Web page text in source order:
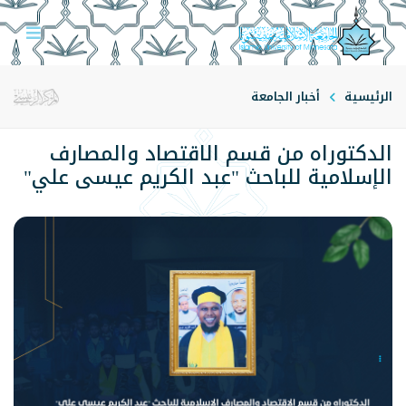
الرئيسية أخبار الجامعة
الدكتوراه من قسم الاقتصاد والمصارف
الإسلامية للباحث "عبد الكريم عيسى علي"